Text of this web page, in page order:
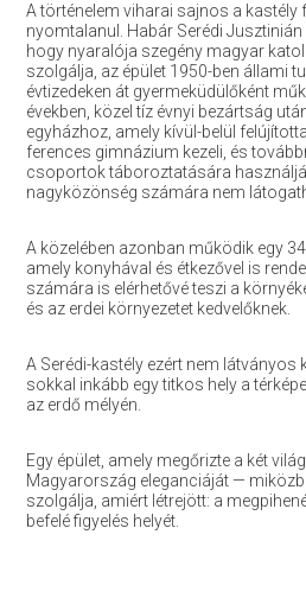
A történelem viharai sajnos a kastély
nyomtalanul. Habár Serédi
hogy nyaralója szegény magyar
szolgálja, az épület 1950-ben állami
évtizedeken át gyermeküdülőként
években, közel tíz évnyi bezártság
egyházhoz, amely kívül-belül
ferences gimnázium kezeli, és
csoportok táboroztatására
nagyközönség számára nem
A közelében azonban működik egy
amely konyhával és étkezővel is
számára is elérhetővé teszi a
és az erdei környezetet kedvelőknek.
A Serédi-kastély ezért nem látványos
sokkal inkább egy titkos hely a
az erdő mélyén.
Egy épület, amely megőrizte a két
Magyarország eleganciáját —
szolgálja, amiért létrejött: a
befelé figyelés helyét.